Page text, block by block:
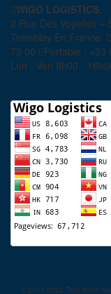
WIGO LOGISTICS.
2 Rue Des Voyelles –
Tremblay En France.
73 00
Portable : +33
Lun - Ven 8h00 -
© 2017-2022 Tout droits